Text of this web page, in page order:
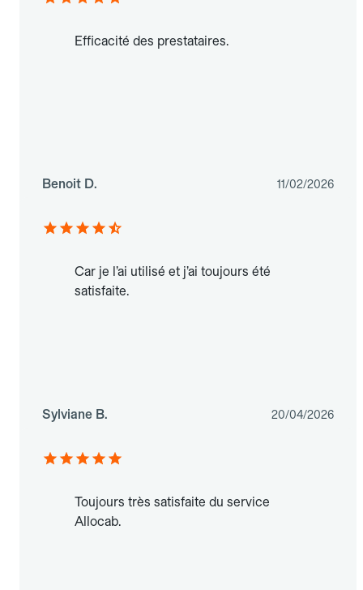
Efficacité des prestataires.
Benoit D. 11/02/2026
Car je l’ai utilisé et j’ai toujours été
satisfaite.
Sylviane B. 20/04/2026
Toujours très satisfaite du service
Allocab.